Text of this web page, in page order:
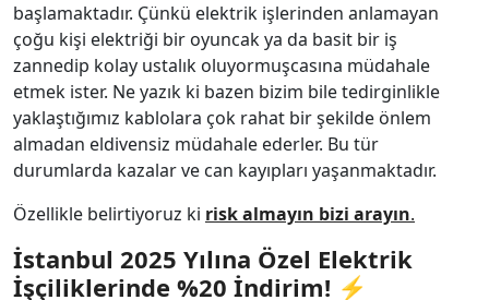
başlamaktadır. Çünkü elektrik işlerinden anlamayan
çoğu kişi elektriği bir oyuncak ya da basit bir iş
zannedip kolay ustalık oluyormuşcasına müdahale
etmek ister. Ne yazık ki bazen bizim bile tedirginlikle
yaklaştığımız kablolara çok rahat bir şekilde önlem
almadan eldivensiz müdahale ederler. Bu tür
durumlarda kazalar ve can kayıpları yaşanmaktadır.
Özellikle belirtiyoruz ki risk almayın bizi arayın.
İstanbul 2025 Yılına Özel Elektrik
İşçiliklerinde %20 İndirim! ⚡